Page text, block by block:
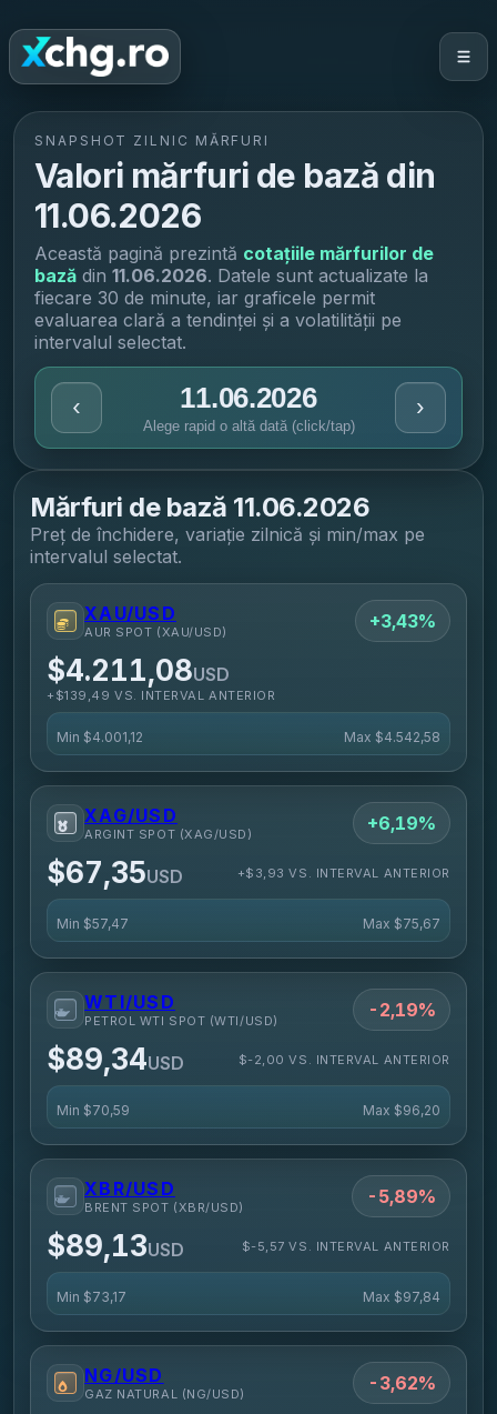
SNAPSHOT ZILNIC MĂRFURI
Valori mărfuri de bază din
11.06.2026
Această pagină prezintă cotațiile mărfurilor de
bază din 11.06.2026. Datele sunt actualizate la
fiecare 30 de minute, iar graficele permit
evaluarea clară a tendinței și a volatilității pe
intervalul selectat.
‹ 11.06.2026
Alege rapid o altă dată (click/tap)
›
Mărfuri de bază 11.06.2026
Preț de închidere, variație zilnică și min/max pe
intervalul selectat.
XAU/USD
AUR SPOT (XAU/USD) +3,43%
$4.211,08USD
+$139,49 VS. INTERVAL ANTERIOR
Min $4.001,12 Max $4.542,58
XAG/USD
ARGINT SPOT (XAG/USD) +6,19%
$67,35USD +$3,93 VS. INTERVAL ANTERIOR
Min $57,47 Max $75,67
WTI/USD
PETROL WTI SPOT (WTI/USD) -2,19%
$89,34USD $-2,00 VS. INTERVAL ANTERIOR
Min $70,59 Max $96,20
XBR/USD
BRENT SPOT (XBR/USD) -5,89%
$89,13USD $-5,57 VS. INTERVAL ANTERIOR
Min $73,17 Max $97,84
NG/USD
GAZ NATURAL (NG/USD) -3,62%